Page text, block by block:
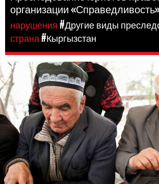
организации
нарушения#Другие виды
страна#Кыргызстан
kyrgyzstan-
general-
context.jpg